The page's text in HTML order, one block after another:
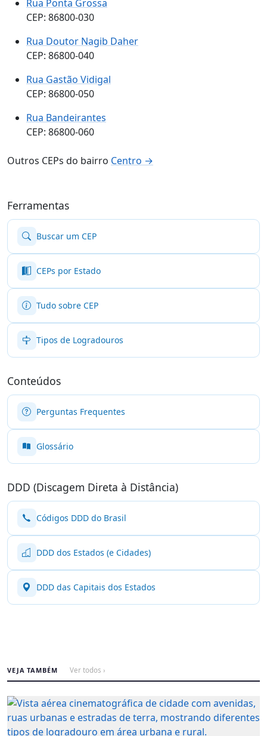
Rua Ponta Grossa
CEP: 86800-030
Rua Doutor Nagib Daher
CEP: 86800-040
Rua Gastão Vidigal
CEP: 86800-050
Rua Bandeirantes
CEP: 86800-060
Outros CEPs do bairro Centro →
Ferramentas
Buscar um CEP
CEPs por Estado
Tudo sobre CEP
Tipos de Logradouros
Conteúdos
Perguntas Frequentes
Glossário
DDD (Discagem Direta à Distância)
Códigos DDD do Brasil
DDD dos Estados (e Cidades)
DDD das Capitais dos Estados
VEJA TAMBÉM Ver todos ›